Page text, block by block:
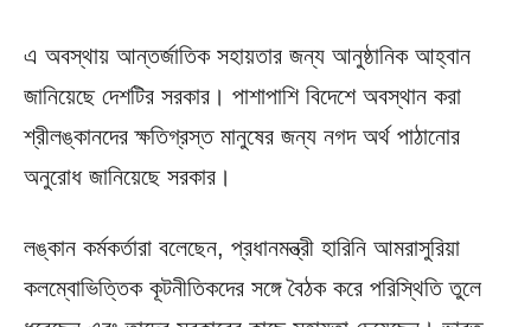
এ অবস্থায় আন্তর্জাতিক সহায়তার জন্য আনুষ্ঠানিক আহ্বান
জানিয়েছে দেশটির সরকার। পাশাপাশি বিদেশে অবস্থান করা
শ্রীলঙ্কানদের ক্ষতিগ্রস্ত মানুষের জন্য নগদ অর্থ পাঠানোর
অনুরোধ জানিয়েছে সরকার।
লঙ্কান কর্মকর্তারা বলেছেন, প্রধানমন্ত্রী হারিনি আমরাসুরিয়া
কলম্বোভিত্তিক কূটনীতিকদের সঙ্গে বৈঠক করে পরিস্থিতি তুলে